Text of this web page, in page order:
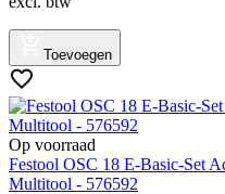
Toevoegen
Op voorraad
Festool OSC 18 E-Basic-Set
Multitool - 576592